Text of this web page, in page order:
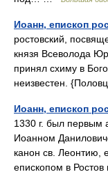
Иоанн, епископ
ростовский,
князя Всеволода
принял схиму в
неизвестен.
Иоанн, епископ
1330 г. был первым
Иоанном
канон св. Леонтию,
епископом в Ростов